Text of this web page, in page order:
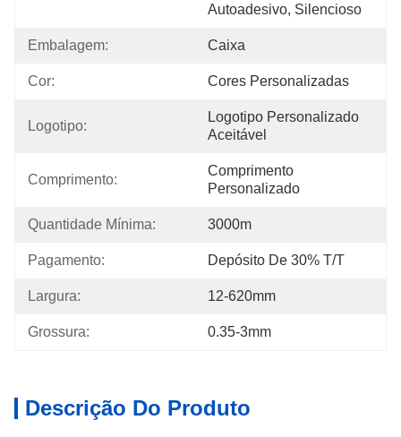
Autoadesivo, Silencioso
Embalagem: Caixa
Cor: Cores Personalizadas
Logotipo:
Logotipo Personalizado
Aceitável
Comprimento:
Comprimento
Personalizado
Quantidade Mínima: 3000m
Pagamento: Depósito De 30% T/T
Largura: 12-620mm
Grossura: 0.35-3mm
Descrição Do Produto